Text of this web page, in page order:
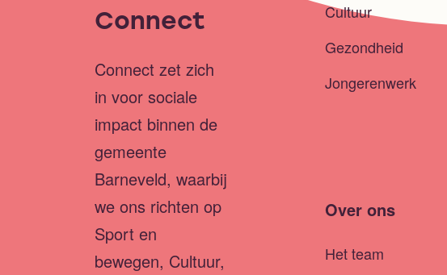
Connect
Connect zet zich
in voor sociale
impact binnen de
gemeente
Barneveld, waarbij
we ons richten op
Sport en
bewegen, Cultuur,
Cultuur
Gezondheid
Jongerenwerk
Over ons
Het team